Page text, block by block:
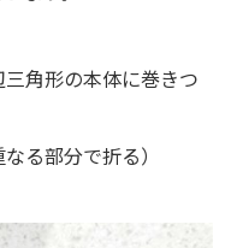
角形の本体に巻きつ
る部分で折る）